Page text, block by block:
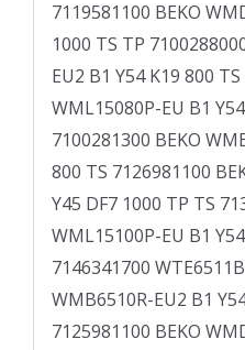
7119581100 BEKO
1000 TS TP
EU2 B1 Y54 K19 800
WML15080P-EU B1
7100281300 BEKO
800 TS 7126981100
Y45 DF7 1000 TP TS
WML15100P-EU B1
7146341700
WMB6510R-EU2 B1
7125981100 BEKO